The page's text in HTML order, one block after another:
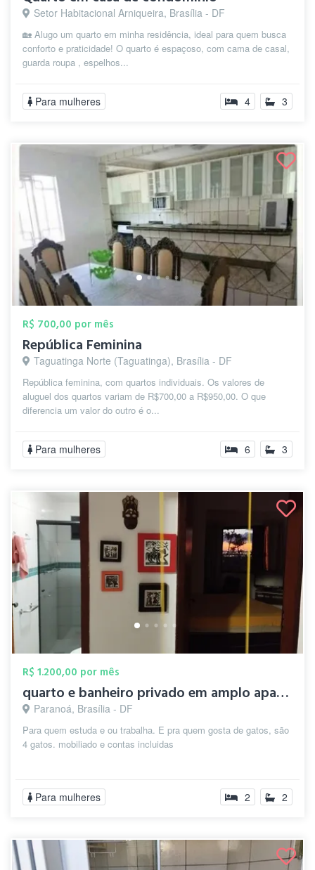
Setor Habitacional Arniqueira, Brasília - DF
🏡 Alugo um quarto em minha residência, ideal para quem busca
conforto e praticidade! O quarto é espaçoso, com cama de casal,
guarda roupa , espelhos...
Para mulheres 4 3
R$ 700,00 por mês
República Feminina
Taguatinga Norte (Taguatinga), Brasília - DF
República feminina, com quartos individuais. Os valores de
aluguel dos quartos variam de R$700,00 a R$950,00. O que
diferencia um valor do outro é o...
Para mulheres 6 3
R$ 1.200,00 por mês
quarto e banheiro privado em amplo apart...
Paranoá, Brasília - DF
Para quem estuda e ou trabalha. E pra quem gosta de gatos, são
4 gatos. mobiliado e contas incluidas
Para mulheres 2 2